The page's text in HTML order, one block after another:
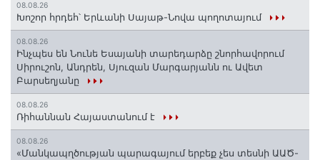
08.08.26
Խոշոր հրդեհ՝ Երևանի Սայաթ-Նովա պողոտայում
08.08.26
Ինչպես են Նունե Եսայանի տարեդարձը շնորհավորում
Սիրուշոն, Անդրեն, Սյուզան Մարգարյանն ու Ավետ
Բարսեղյանը
08.08.26
Ռիհաննան Հայաստանում է
08.08.26
«Մանկապղծության պարագայում երբեք չես տեսնի ԱԱԾ-